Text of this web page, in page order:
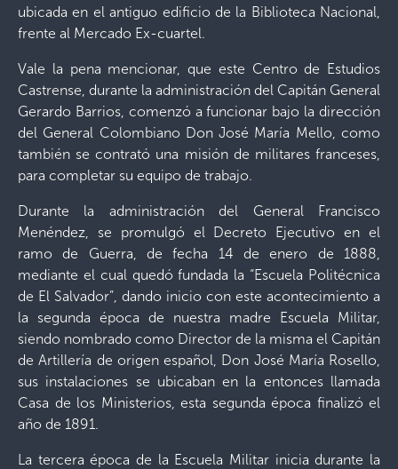
ubicada en el antiguo edificio de la Biblioteca Nacional,
frente al Mercado Ex-cuartel.
Vale la pena mencionar, que este Centro de Estudios
Castrense, durante la administración del Capitán General
Gerardo Barrios, comenzó a funcionar bajo la dirección
del General Colombiano Don José María Mello, como
también se contrató una misión de militares franceses,
para completar su equipo de trabajo.
Durante la administración del General Francisco
Menéndez, se promulgó el Decreto Ejecutivo en el
ramo de Guerra, de fecha 14 de enero de 1888,
mediante el cual quedó fundada la “Escuela Politécnica
de El Salvador”, dando inicio con este acontecimiento a
la segunda época de nuestra madre Escuela Militar,
siendo nombrado como Director de la misma el Capitán
de Artillería de origen español, Don José María Rosello,
sus instalaciones se ubicaban en la entonces llamada
Casa de los Ministerios, esta segunda época finalizó el
año de 1891.
La tercera época de la Escuela Militar inicia durante la